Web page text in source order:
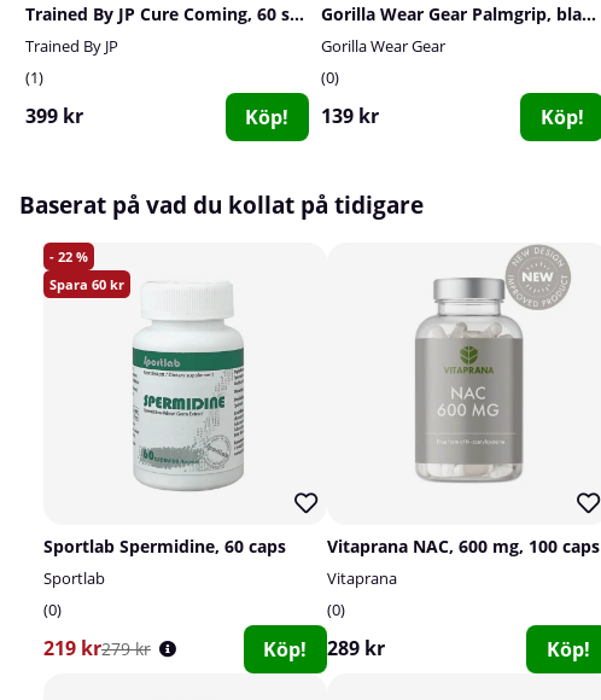
Trained By JP Cure Coming, 60 serv.
Trained By JP
1
399 kr Köp!
Gorilla Wear Gear Palmgrip, black/red
Gorilla Wear Gear
0
139 kr Köp!
Baserat på vad du kollat på tidigare
22
60
Sportlab Spermidine, 60 caps
Sportlab
0
219 kr279 kr Köp!
Vitaprana NAC, 600 mg, 100 caps
Vitaprana
0
289 kr Köp!